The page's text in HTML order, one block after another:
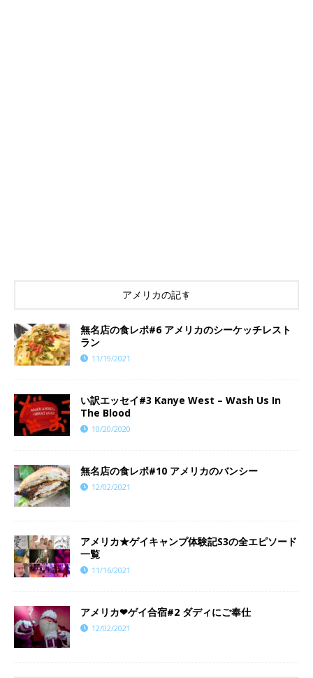
アメリカの記事
​​無名店の食レポ#6 アメリカのシーケッチレスト
ラン
11/19/2021
い訳エッセイ#3 Kanye West – Wash Us In
The Blood
10/20/2020
無名店の食レポ#10 アメリカのバンシー
12/02/2021
アメリカ★ゲイキャンプ体験記S3の全エピソード
一覧
11/16/2021
アメリカ❤︎ゲイ合宿#2 ダディにご奉仕
12/02/2021